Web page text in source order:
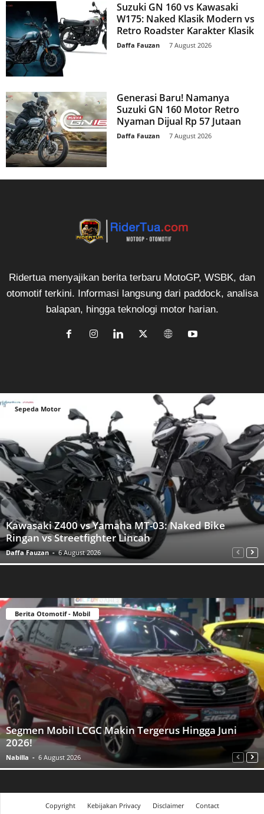
Suzuki GN 160 vs Kawasaki
W175: Naked Klasik Modern vs
Retro Roadster Karakter Klasik
Daffa Fauzan 7 August 2026
Generasi Baru! Namanya
Suzuki GN 160 Motor Retro
Nyaman Dijual Rp 57 Jutaan
Daffa Fauzan 7 August 2026
Ridertua menyajikan berita terbaru MotoGP, WSBK, dan
otomotif terkini. Informasi langsung dari paddock, analisa
balapan, hingga teknologi motor harian.
Sepeda Motor
Kawasaki Z400 vs Yamaha MT-03: Naked Bike
Ringan vs Streetfighter Lincah
Daffa Fauzan - 6 August 2026
Berita Otomotif - Mobil
Segmen Mobil LCGC Makin Tergerus Hingga Juni
2026!
Nabilla - 6 August 2026
Copyright Kebijakan Privacy Disclaimer Contact